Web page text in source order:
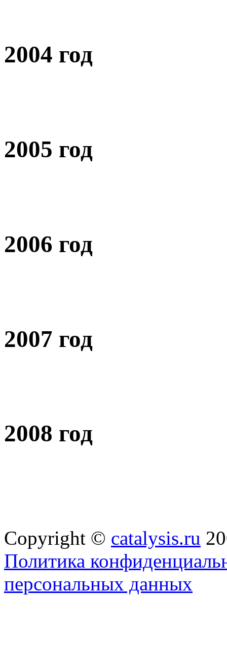
2004 год
2005 год
2006 год
2007 год
2008 год
Copyright © catalysis.ru
Политика
персональных данных